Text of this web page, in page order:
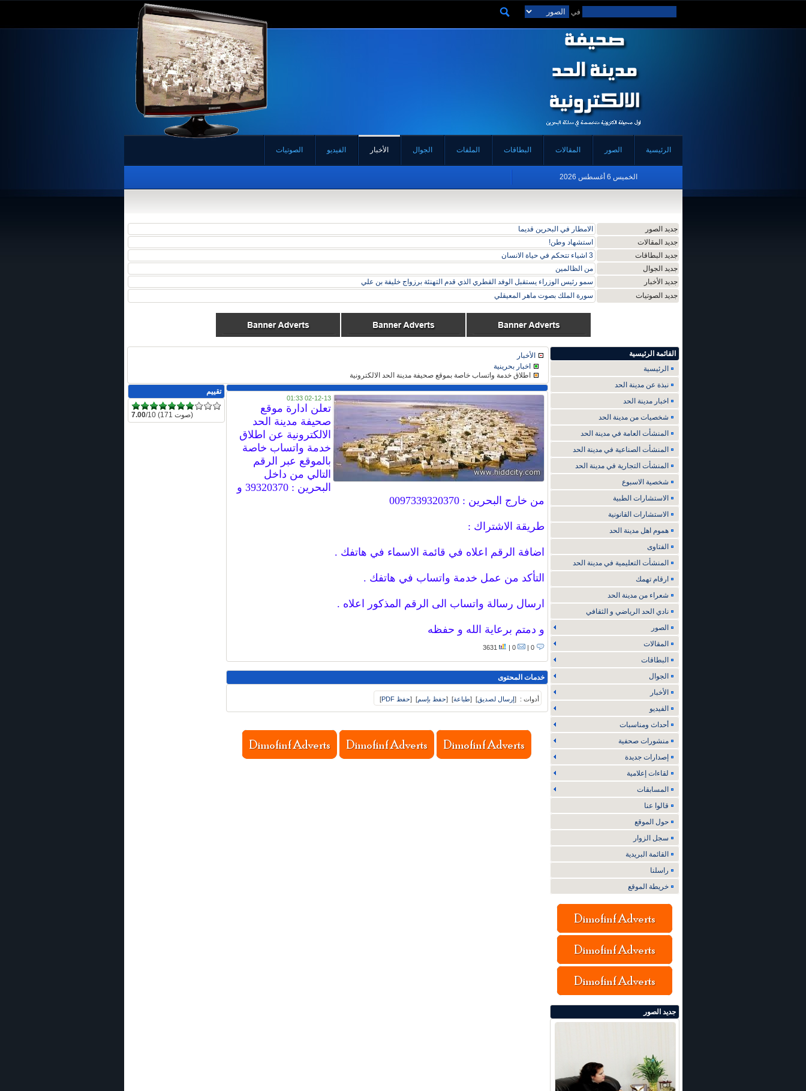
في
الرئيسية الصور المقالات البطاقات الملفات الجوال الأخبار الفيديو الصوتيات
الخميس 6 أغسطس 2026
جديد الصور
الامطار في البحرين قديما
جديد المقالات
استشهاد وطن!
جديد البطاقات
3 اشياء تتحكم في حياة الانسان
جديد الجوال
من الظالمين
جديد الأخبار
سمو رئيس الوزراء يستقبل الوفد القطري الذي قدم التهنئة برزواج خليفة بن علي
جديد الصوتيات
سورة الملك بصوت ماهر المعيقلي
القائمة الرئيسية
الرئيسية
نبذة عن مدينة الحد
اخبار مدينة الحد
شخصيات من مدينة الحد
المنشأت العامة في مدينة الحد
المنشأت الصناعية في مدينة الحد
المنشأت التجارية في مدينة الحد
شخصية الاسبوع
الاستشارات الطبية
الاستشارات القانونية
هموم اهل مدينة الحد
الفتاوى
المنشأت التعليمية في مدينة الحد
ارقام تهمك
شعراء من مدينة الحد
نادي الحد الرياضي و الثقافي
الصور
المقالات
البطاقات
الجوال
الأخبار
الفيديو
أحداث ومناسبات
منشورات صحفية
إصدارات جديدة
لقاءات إعلامية
المسابقات
قالوا عنا
حول الموقع
سجل الزوار
القائمة البريدية
راسلنا
خريطة الموقع
جديد الصور
الأخبار
اخبار بحرينية
اطلاق خدمة واتساب خاصة بموقع صحيفة مدينة الحد الالكترونية
02-12-13 01:33
تعلن ادارة موقع
صحيفة مدينة الحد
الالكترونية عن اطلاق
خدمة واتساب خاصة
بالموقع عبر الرقم
التالي من داخل
البحرين : 39320370 و
من خارج البحرين : 0097339320370
طريقة الاشتراك :
اضافة الرقم اعلاه في قائمة الاسماء في هاتفك .
التأكد من عمل خدمة واتساب في هاتفك .
ارسال رسالة واتساب الى الرقم المذكور اعلاه .
و دمتم برعاية الله و حفظه
0 |
0 |
خدمات المحتوى
أدوات : [إرسال لصديق]
[طباعة]
[حفظ بإسم]
[حفظ PDF ]
تقييم
7.00 /10 (171 صوت)